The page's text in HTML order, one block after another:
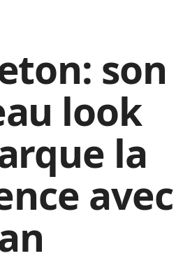
son
look
la
avec